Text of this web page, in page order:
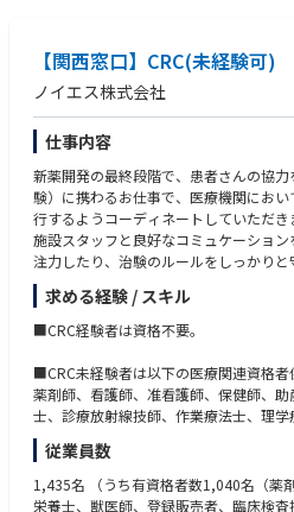
【働き方について】
●平均残業時間（2022年度） 21.3時間
●平均有給取得日数（2022年度） 12日
●1週間のスケジュール例
火（出社→外勤）：メールチェック、ミ
ング、施設訪問
水（出社/来客対応）：メールチェック、
木（外勤/直行直帰）：メールチェック
CRCとミーティング
金（出社）：メールチェック、書類整理
受講
【関西窓口】CRC(未経験可)
ノイエス株式会社
仕事内容
新薬開発の最終段階で、患者さんの協
験）に携わるお仕事で、医療機関にお
行するようコーディネートしていただき
施設スタッフと良好なコミュケーショ
注力したり、治験のルールをしっかり
るなど、治験をサポートするお仕事です。
CRCはとても責任がある専門的なお仕事
安心してお仕事ができるよう、万全の研
■業務内容
・治験実施計画書を理解し、担当する
・選定した患者さまへの同意説明・同意
・被験者（患者）さま対応（来院スケジ
席、不安・疑問の解消、等）
求める経験 / スキル
■CRC経験者は資格不要。
■CRC未経験者は以下の医療関連資格者
薬剤師、看護師、准看護師、保健師、
士、診療放射線技師、作業療法士、理
士、栄養士
医療事務 MR、MS、医療機器営業経験者
従業員数
1,435名
（うち有資格者数1,040名（薬
栄養士、獣医師、登録販売者、臨床検査